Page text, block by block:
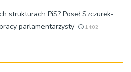
strukturach PiS? Poseł Szczurek-
parlamentarzysty’
14:02